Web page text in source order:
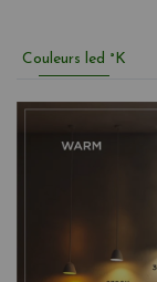
Couleurs led °K